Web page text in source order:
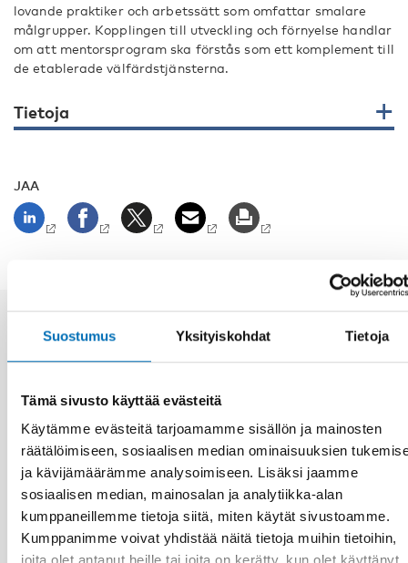
Suostumus Yksityiskohdat Tietoja
Tämä sivusto käyttää evästeitä
Käytämme evästeitä tarjoamamme sisällön ja mainosten
räätälöimiseen, sosiaalisen median ominaisuuksien
ja kävijämäärämme analysoimiseen. Lisäksi jaamme
sosiaalisen median, mainosalan ja analytiikka-alan
kumppaneillemme tietoja siitä, miten käytät sivustoamme.
Kumppanimme voivat yhdistää näitä tietoja muihin tietoihin,
lovande praktiker och arbetssätt som omfattar smalare
målgrupper. Kopplingen till utveckling och förnyelse handlar
om att mentorsprogram ska förstås som ett komplement till
de etablerade välfärdstjänsterna.
Tietoja
JAA
Aiheeseen liittyviä uutisia